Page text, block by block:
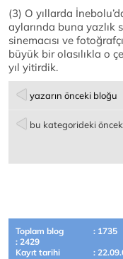
(3) O yıllarda
aylarında buna yazlık
sinemacısı ve
büyük bir olasılıkla o
yıl yitirdik.
yazarın önceki bloğu
bu kategorideki
Toplam blog
: 1735
: 2429
Kayıt tarihi
: